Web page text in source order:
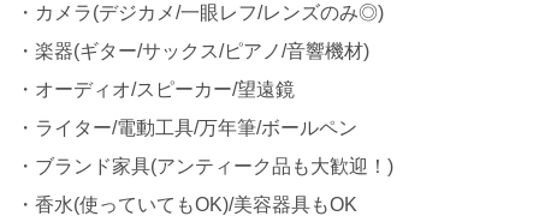
・カメラ(デジカメ/一眼レフ/レンズのみ◎)
・楽器(ギター/サックス/ピアノ/音響機材)
・オーディオ/スピーカー/望遠鏡
・ライター/電動工具/万年筆/ボールペン
・ブランド家具(アンティーク品も大歓迎！)
・香水(使っていてもOK)/美容器具もOK